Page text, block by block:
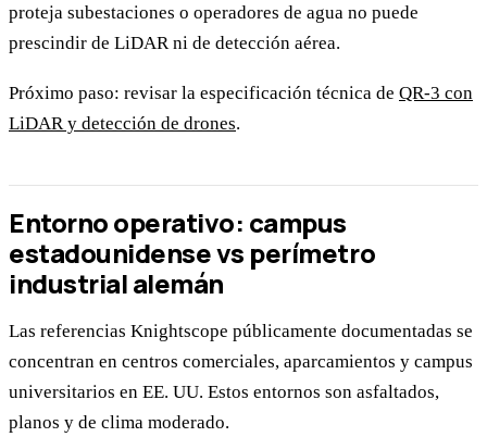
proteja subestaciones o operadores de agua no puede
prescindir de LiDAR ni de detección aérea.
Próximo paso: revisar la especificación técnica de QR-3 con
LiDAR y detección de drones.
Entorno operativo: campus
estadounidense vs perímetro
industrial alemán
Las referencias Knightscope públicamente documentadas se
concentran en centros comerciales, aparcamientos y campus
universitarios en EE. UU. Estos entornos son asfaltados,
planos y de clima moderado.